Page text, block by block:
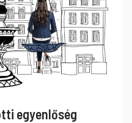
egyenlőség